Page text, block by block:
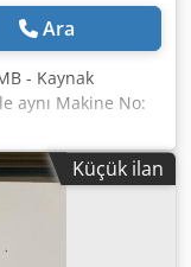
Ara
- Kaynak
aynı Makine No:
Amper = %35
döngüsü
2 kademeli Torç
Basınçlı hava
Volt, 50 Hz, 32
700 mm Ağırlık:
Küçük ilan